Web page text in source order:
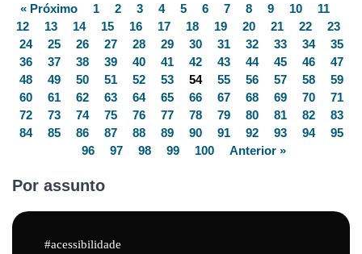
« Próximo 1 2 3 4 5 6 7 8 9 10
11
12
13 14 15 16 17 18 19 20 21 22
23
24
25 26 27 28 29 30 31 32 33 34
35
36
37 38 39 40 41 42 43 44 45 46
47
48
49 50 51 52 53 54 55 56 57 58
59
60
61 62 63 64 65 66 67 68 69 70
71
72
73 74 75 76 77 78 79 80 81 82
83
84
85 86 87 88 89 90 91 92 93 94
95
96
97 98 99 100 Anterior »
Por assunto
acessibilidade